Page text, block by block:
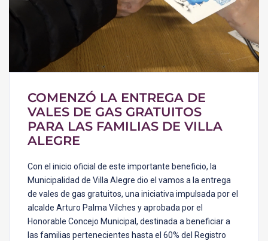
MEDIO AMBIENTE
COMENZÓ LA ENTREGA DE
VALES DE GAS GRATUITOS
PARA LAS FAMILIAS DE VILLA
ALEGRE
Con el inicio oficial de este importante beneficio, la
Municipalidad de Villa Alegre dio el vamos a la entrega
de vales de gas gratuitos, una iniciativa impulsada por el
alcalde Arturo Palma Vilches y aprobada por el
Honorable Concejo Municipal, destinada a beneficiar a
las familias pertenecientes hasta el 60% del Registro